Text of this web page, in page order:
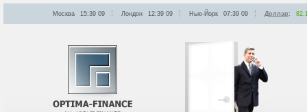
Москва 15:39 09 Лондон 12:39 09 Нью-Йорк 07:39 09 Доллар: